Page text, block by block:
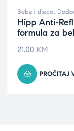
Bebe i djeca,
Hipp Anti-
formula za
21.00 KM
PROČITAJ